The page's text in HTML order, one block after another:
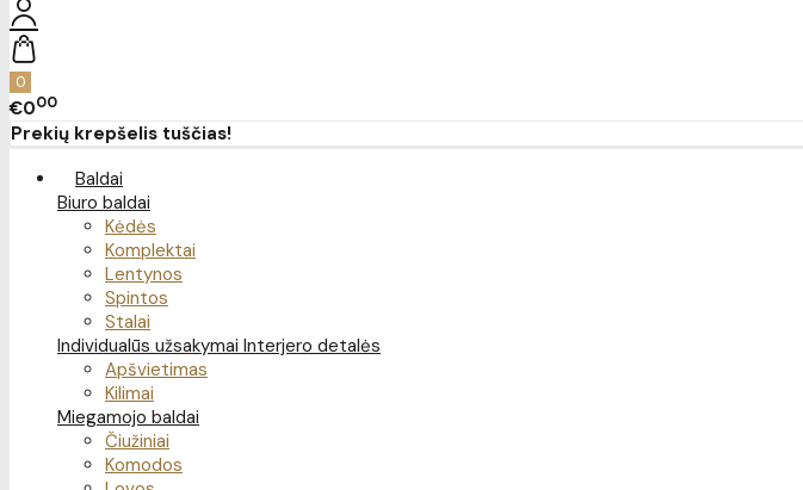
0
€000
Prekių krepšelis tuščias!
Baldai
Biuro baldai
Kėdės
Komplektai
Lentynos
Spintos
Stalai
Individualūs užsakymai Interjero detalės
Apšvietimas
Kilimai
Miegamojo baldai
Čiužiniai
Komodos